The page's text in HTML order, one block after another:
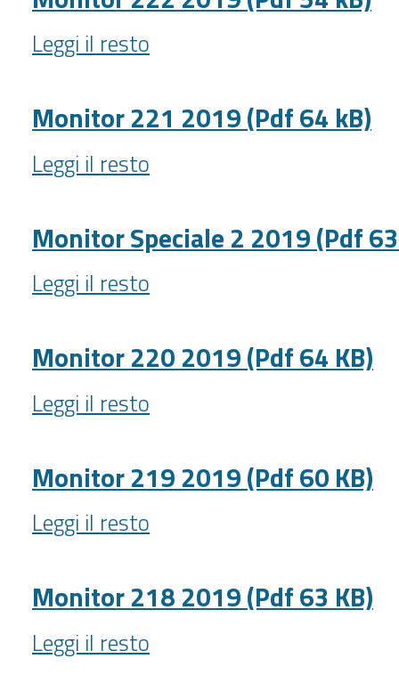
51
kB)
-
Monitor
222
(Pdf
54
kB)
-
Leggi il resto
Monitor 221 2019 (Pdf 64 kB)
Monitor
221
(Pdf
64
kB)
-
Leggi il resto
Monitor Speciale 2 2019 (Pdf
Monitor
Speciale
2019
(Pdf
63
KB)
Leggi il resto
Monitor 220 2019 (Pdf 64 KB)
Monitor
220
(Pdf
64
KB)
-
Leggi il resto
Monitor 219 2019 (Pdf 60 KB)
Monitor
219
(Pdf
60
KB)
-
Leggi il resto
Monitor 218 2019 (Pdf 63 KB)
Monitor
218
Leggi il resto